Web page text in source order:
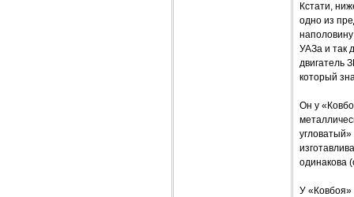
Кстати,
одно из
УАЗа и так
двигатель
который
Он у
угловатый»
одинакова
У «Ковбоя»